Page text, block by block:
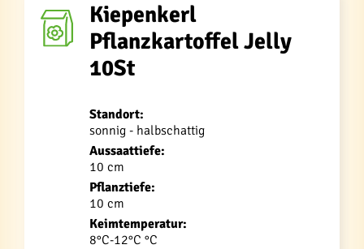
Kiepenkerl
Pflanzkartoffel Jelly
10St
Standort:
sonnig - halbschattig
Aussaattiefe:
10 cm
Pflanztiefe:
10 cm
Keimtemperatur:
8°C-12°C °C